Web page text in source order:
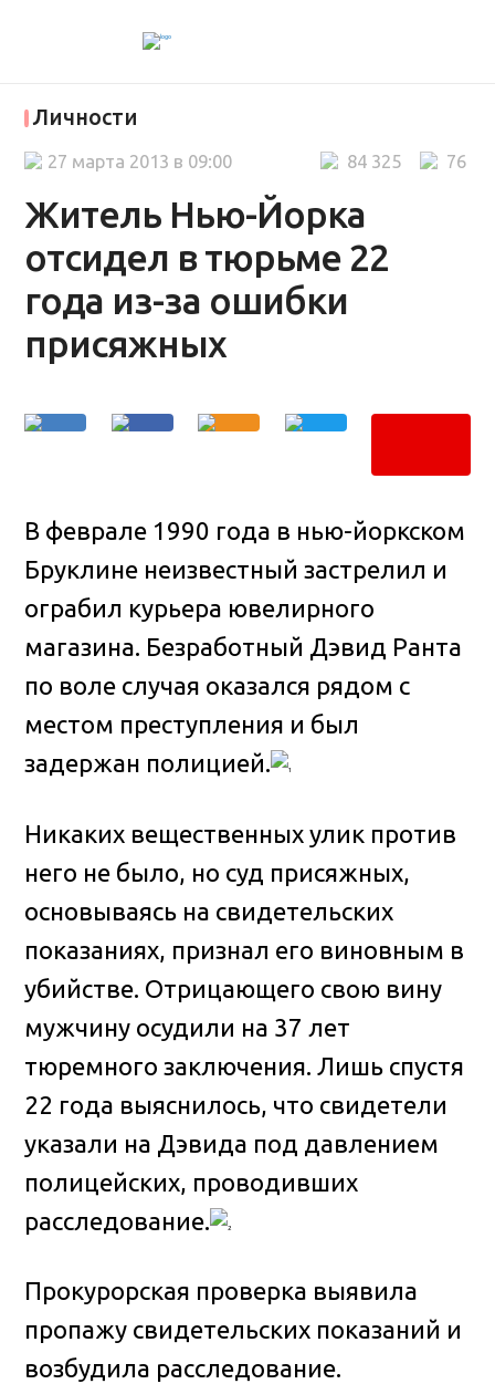
Личности
Житель Нью-Йорка
отсидел в тюрьме 22
года из-за ошибки
присяжных
76
84 325
27 марта 2013 в 09:00
В феврале 1990 года в нью-йоркском
Бруклине неизвестный застрелил и
ограбил курьера ювелирного
магазина. Безработный Дэвид Ранта
по воле случая оказался рядом с
местом преступления и был
задержан полицией.
Никаких вещественных улик против
него не было, но суд присяжных,
основываясь на свидетельских
показаниях, признал его виновным в
убийстве. Отрицающего свою вину
мужчину осудили на 37 лет
тюремного заключения. Лишь спустя
22 года выяснилось, что свидетели
указали на Дэвида под давлением
полицейских, проводивших
расследование.
Прокурорская проверка выявила
пропажу свидетельских показаний и
возбудила расследование.